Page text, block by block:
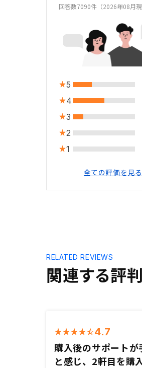
回答数7090件（2026年08月現
5
4
3
2
1
全ての評価を見る
関連する評
RELATED REVIEWS
4.7
購入後のサポートが
と感じ、2軒目を購